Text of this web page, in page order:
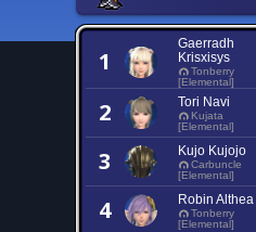
1
Gaerradh
Krisxisys
Tonberry
[Elemental]
2 Tori Navi
Kujata
[Elemental]
3 Kujo Kujojo
Carbuncle
[Elemental]
4 Robin Althea
Tonberry
[Elemental]